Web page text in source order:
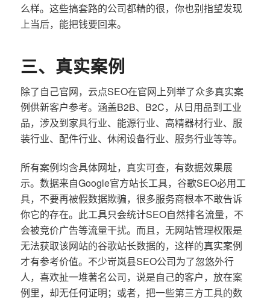
么样。这些搞套路的公司都精的很，你也别指望发现
上当后，能把钱要回来。
三、真实案例
除了自己官网，云点SEO在官网上列举了众多真实案
例供新客户参考。涵盖B2B、B2C，从日用品到工业
品，涉及到家具行业、能源行业、高精器材行业、服
装行业、配件行业、休闲设备行业、服务行业等等。
所有案例均含具体网址，真实可查，有数据效果展
示。数据来自Google官方站长工具，谷歌SEO必用工
具，不要再被假数据欺骗，很多服务商根本不敢告诉
你它的存在。此工具只会统计SEO自然排名流量，不
会被竞价广告等流量干扰。而且，无网站管理权限是
无法获取该网站的谷歌站长数据的，这样的真实案例
才有参考价值。不少岢岚县SEO公司为了忽悠外行
人，喜欢扯一堆著名公司，说是自己的客户，放在案
例里，却无任何证明；或者，把一些第三方工具的数